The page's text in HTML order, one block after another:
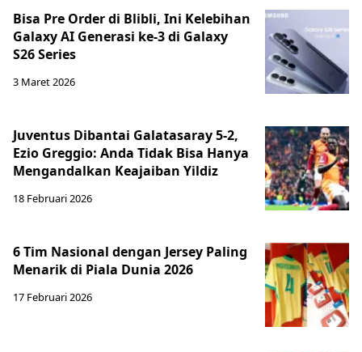
Bisa Pre Order di Blibli, Ini Kelebihan
Galaxy AI Generasi ke-3 di Galaxy
S26 Series
3 Maret 2026
Juventus Dibantai Galatasaray 5-2,
Ezio Greggio: Anda Tidak Bisa Hanya
Mengandalkan Keajaiban Yildiz
18 Februari 2026
6 Tim Nasional dengan Jersey Paling
Menarik di Piala Dunia 2026
17 Februari 2026